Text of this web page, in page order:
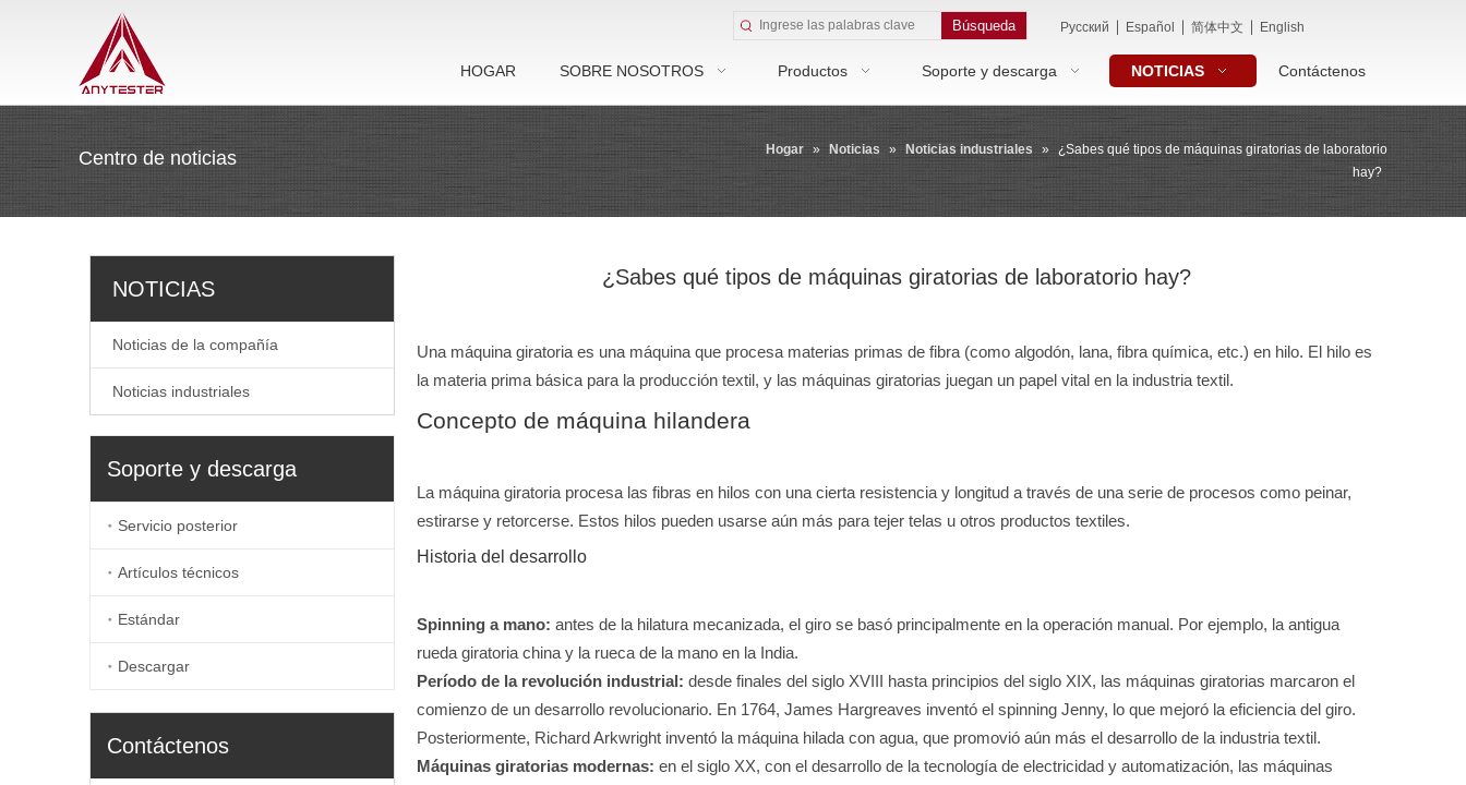
Búsqueda Pусский Español 简体中文 English
HOGAR SOBRE NOSOTROS Productos Soporte y descarga NOTICIAS Contáctenos
Centro de noticias Hogar » Noticias » Noticias industriales » ¿Sabes qué tipos de máquinas giratorias de laboratorio
hay?
NOTICIAS
Noticias de la compañía
Noticias industriales
Soporte y descarga
Servicio posterior
Artículos técnicos
Estándar
Descargar
Contáctenos
¿Sabes qué tipos de máquinas giratorias de laboratorio hay?
Una máquina giratoria es una máquina que procesa materias primas de fibra (como algodón, lana, fibra química, etc.) en hilo. El hilo es
la materia prima básica para la producción textil, y las máquinas giratorias juegan un papel vital en la industria textil.
Concepto de máquina hilandera
La máquina giratoria procesa las fibras en hilos con una cierta resistencia y longitud a través de una serie de procesos como peinar,
estirarse y retorcerse. Estos hilos pueden usarse aún más para tejer telas u otros productos textiles.
Historia del desarrollo
Spinning a mano: antes de la hilatura mecanizada, el giro se basó principalmente en la operación manual. Por ejemplo, la antigua
rueda giratoria china y la rueca de la mano en la India.
Período de la revolución industrial: desde finales del siglo XVIII hasta principios del siglo XIX, las máquinas giratorias marcaron el
comienzo de un desarrollo revolucionario. En 1764, James Hargreaves inventó el spinning Jenny, lo que mejoró la eficiencia del giro.
Posteriormente, Richard Arkwright inventó la máquina hilada con agua, que promovió aún más el desarrollo de la industria textil.
Máquinas giratorias modernas: en el siglo XX, con el desarrollo de la tecnología de electricidad y automatización, las máquinas